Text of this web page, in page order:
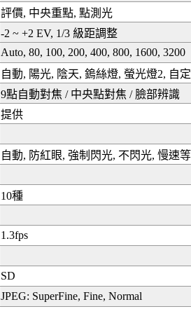
評價, 中央重點, 點測光
-2 ~ +2 EV, 1/3 級距調整
Auto, 80, 100, 200, 400, 800, 1600, 3200
自動, 陽光, 陰天, 鎢絲燈, 螢光燈2, 自定
9點自動對焦 / 中央點對焦 / 臉部辨識
提供
自動, 防紅眼, 強制閃光, 不閃光, 慢速等
10種
1.3fps
SD
JPEG: SuperFine, Fine, Normal